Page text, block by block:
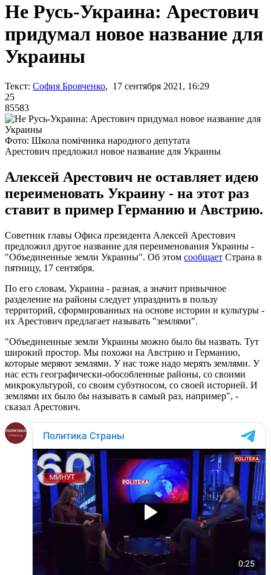
Не Русь-Украина: Арестович
придумал новое название для
Украины
Текст: София Бровченко, 17 сентября 2021, 16:29
25
85583
Фото: Школа помічника народного депутата
Арестович предложил новое название для Украины
Алексей Арестович не оставляет идею
переименовать Украину - на этот раз
ставит в пример Германию и Австрию.
Советник главы Офиса президента Алексей Арестович
предложил другое название для переименования Украины -
"Объединенные земли Украины". Об этом сообщает Страна в
пятницу, 17 сентября.
По его словам, Украина - разная, а значит привычное
разделение на районы следует упразднить в пользу
территорий, сформированных на основе истории и культуры -
их Арестович предлагает называть "землями".
"Объединенные земли Украины можно было бы назвать. Тут
широкий простор. Мы похожи на Австрию и Германию,
которые меряют землями. У нас тоже надо мерять землями. У
нас есть географически-обособленные районы, со своими
микрокультурой, со своим субэтносом, со своей историей. И
землями их было бы называть в самый раз, например", -
сказал Арестович.